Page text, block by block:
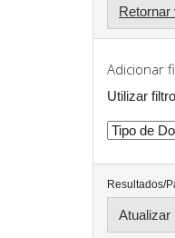
Retornar
Adicionar
Utilizar
Resultados/